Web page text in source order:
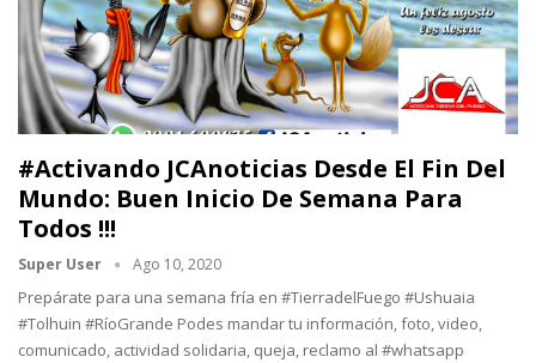
#Activando JCAnoticias Desde El Fin Del
Mundo: Buen Inicio De Semana Para
Todos !!!
Super User Ago 10, 2020
Prepárate para una semana fría en #TierradelFuego #Ushuaia
#Tolhuin #RíoGrande Podes mandar tu información, foto, video,
comunicado, actividad solidaria, queja, reclamo al #whatsapp